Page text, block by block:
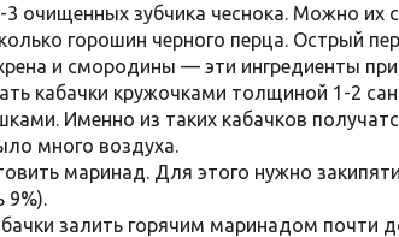
очищенных зубчика чеснока. Можно их
горошин черного перца. Острый
и смородины — эти ингредиенты
кабачки кружочками толщиной 1-2
Именно из таких кабачков
много воздуха.
маринад. Для этого нужно
9%).
залить горячим маринадом почти